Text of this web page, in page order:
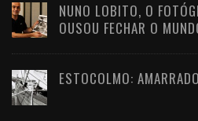
NUNO LOBITO, O
OUSOU FECHAR O
ESTOCOLMO: